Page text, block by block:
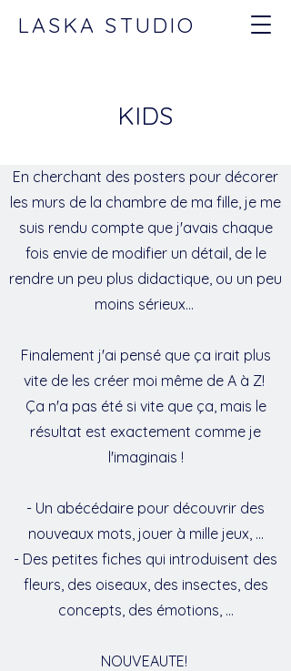
LASKA STUDIO
KIDS
En cherchant des posters pour décorer
les murs de la chambre de ma fille, je me
suis rendu compte que j'avais chaque
fois envie de modifier un détail, de le
rendre un peu plus didactique, ou un peu
moins sérieux...
Finalement j'ai pensé que ça irait plus
vite de les créer moi même de A à Z!
Ça n'a pas été si vite que ça, mais le
résultat est exactement comme je
l'imaginais !
- Un abécédaire pour découvrir des
nouveaux mots, jouer à mille jeux, ...
- Des petites fiches qui introduisent des
fleurs, des oiseaux, des insectes, des
concepts, des émotions, ...
NOUVEAUTE!